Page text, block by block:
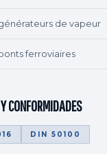
de vapeur
ferroviaires
CONFORMIDADES
DIN 50100